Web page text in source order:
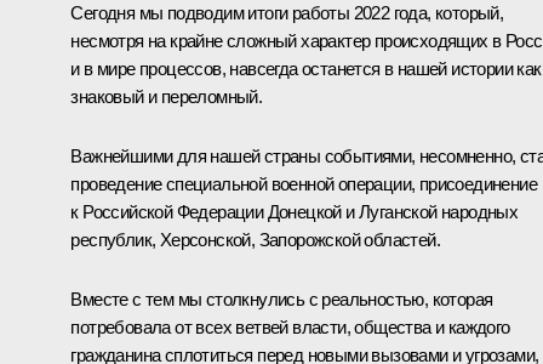
Сегодня мы подводим итоги работы 2022 года, который,
несмотря на крайне сложный характер происходящих в
и в мире процессов, навсегда останется в нашей истории как
знаковый и переломный.
Важнейшими для нашей страны событиями, несомненно,
проведение специальной военной операции, присоединение
к Российской Федерации Донецкой и Луганской народных
республик, Херсонской, Запорожской областей.
Вместе с тем мы столкнулись с реальностью, которая
потребовала от всех ветвей власти, общества и каждого
гражданина сплотиться перед новыми вызовами и угрозами,